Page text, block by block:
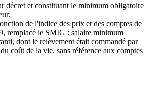
décret et constituant le minimum obligatoire
de l'indice des prix et des comptes de
remplacé le SMIG : salaire minimum
dont le relèvement était commandé par
coût de la vie, sans référence aux comptes